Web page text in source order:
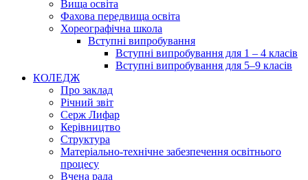
Вища освіта
Фахова передвища освіта
Хореографічна школа
Вступні випробування
Вступні випробування для 1 – 4 класів
Вступні випробування для 5–9 класів
КОЛЕДЖ
Про заклад
Річний звіт
Серж Лифар
Керівництво
Структура
Матеріально-технічне забезпечення освітнього
процесу
Вчена рада